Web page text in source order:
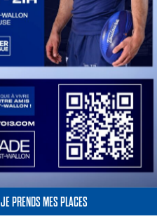
JE PRENDS MES PLACES